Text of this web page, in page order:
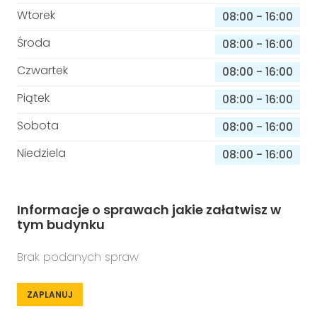
Wtorek
08:00 - 16:00
Środa
08:00 - 16:00
Czwartek
08:00 - 16:00
Piątek
08:00 - 16:00
Sobota
08:00 - 16:00
Niedziela
08:00 - 16:00
Informacje o sprawach jakie załatwisz w
tym budynku
Brak podanych spraw
ZAPLANUJ